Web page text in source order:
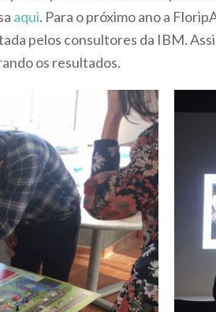
aqui. Para o próximo ano a
pelos consultores da IBM.
os resultados.